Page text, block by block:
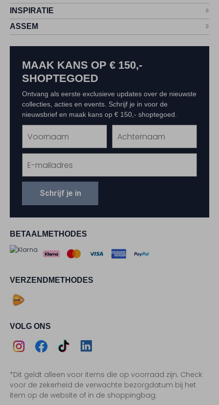
INSPIRATIE
ASSEM
BETAALMETHODES
VERZENDMETHODES
VOLG ONS
Instagram
Facebook
TikTokLinkedIn
*Dit geldt alleen voor items die op voorraad zijn. Check
voor de zekerheid de verwachte bezorgdatum bij het
item op de website of in de shoppingbag.
MAAK KANS OP € 150,-
SHOPTEGOED
Ontvang als eerste exclusieve updates over de nieuwste
collecties, acties en events. Schrijf je in voor de
nieuwsbrief en maak kans op € 150,- shoptegoed.
Schrijf je in